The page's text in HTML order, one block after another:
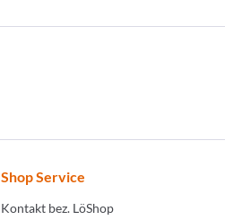
Shop Service
Kontakt bez. LöShop